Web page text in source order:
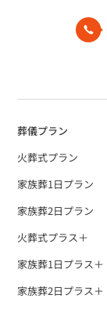
葬儀プラン
火葬式プラン
家族葬1日プラン
家族葬2日プラン
火葬式プラス＋
家族葬1日プラス＋
家族葬2日プラス＋